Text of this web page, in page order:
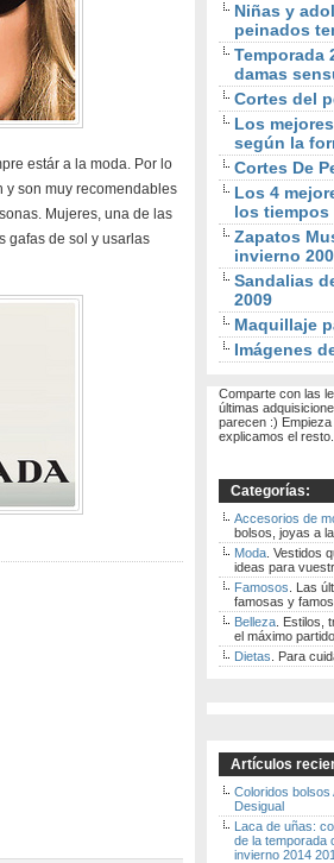
estár a la moda. Por lo
y son muy recomendables
Mujeres, una de las
gafas de sol y usarlas
Niñas y
peinados
Temporada
damas
Cortes del
Los
según la
Cortes De
Los 4
los tiempos
Zapatos
invierno
Sandalias
2009
Maquillaje
Imágenes
Comparte con las
últimas
parecen :)
explicamos el resto.
Categorías:
Accesorios de
bolsos, joyas a
Moda . Vestidos
ideas para
Famosos . Las
famosas y
Belleza . Estilos,
el máximo partido
Dietas . Para
Artículos
Coloridos bolsos
Desigual
Laca de uñas:
de la temporada
invierno 2014